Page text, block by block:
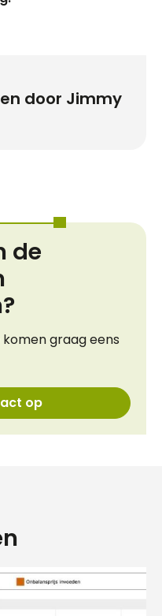
door Jimmy
de
graag eens
op